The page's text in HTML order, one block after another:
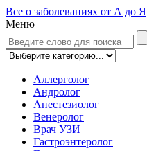
Все о заболеваниях от А до Я
Меню
Аллерголог
Андролог
Анестезиолог
Венеролог
Врач УЗИ
Гастроэнтеролог